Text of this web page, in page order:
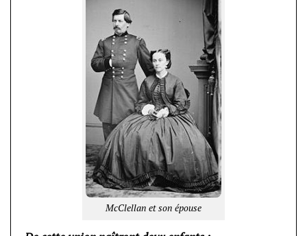
McClellan et son épouse